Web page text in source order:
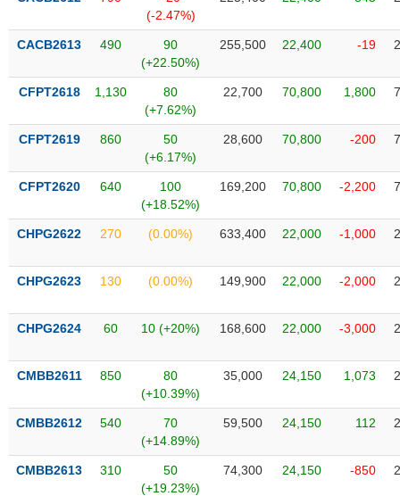
sơ
doanh
Tin
Tâm
thị
trường
(-2.47%)
CACB2613 490
90
(+22.50%)
255,500 22,400 -19
CFPT2618 1,130
80
(+7.62%)
22,700 70,800 1,800
CFPT2619 860
50
(+6.17%)
28,600 70,800 -200
CFPT2620 640
100
(+18.52%)
169,200 70,800 -2,200
CHPG2622 270 (0.00%) 633,400 22,000 -1,000
CHPG2623 130 (0.00%) 149,900 22,000 -2,000
CHPG2624 60 10 (+20%) 168,600 22,000 -3,000
CMBB2611 850
80
(+10.39%)
35,000 24,150 1,073
CMBB2612 540
70
(+14.89%)
59,500 24,150 112
CMBB2613 310
50
(+19.23%)
74,300 24,150 -850
VẬT
CÔNG
DÙNG
THIẾT
YẾU
TIÊU
THIẾT
YẾU